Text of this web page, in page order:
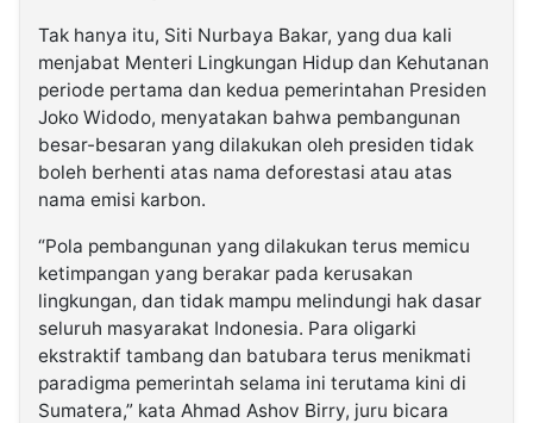
Tak hanya itu, Siti Nurbaya Bakar, yang dua kali
menjabat Menteri Lingkungan Hidup dan Kehutanan
periode pertama dan kedua pemerintahan Presiden
Joko Widodo, menyatakan bahwa pembangunan
besar-besaran yang dilakukan oleh presiden tidak
boleh berhenti atas nama deforestasi atau atas
nama emisi karbon.
“Pola pembangunan yang dilakukan terus memicu
ketimpangan yang berakar pada kerusakan
lingkungan, dan tidak mampu melindungi hak dasar
seluruh masyarakat Indonesia. Para oligarki
ekstraktif tambang dan batubara terus menikmati
paradigma pemerintah selama ini terutama kini di
Sumatera,” kata Ahmad Ashov Birry, juru bicara